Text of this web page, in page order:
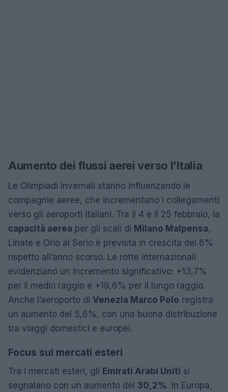
Aumento dei flussi aerei verso l’Italia
Le Olimpiadi invernali stanno influenzando le
compagnie aeree, che incrementano i collegamenti
verso gli aeroporti italiani. Tra il 4 e il 25 febbraio, la
capacità aerea per gli scali di Milano Malpensa,
Linate e Orio al Serio è prevista in crescita del 6%
rispetto all’anno scorso. Le rotte internazionali
evidenziano un incremento significativo: +13,7%
per il medio raggio e +19,6% per il lungo raggio.
Anche l’aeroporto di Venezia Marco Polo registra
un aumento del 5,6%, con una buona distribuzione
tra viaggi domestici e europei.
Focus sui mercati esteri
Tra i mercati esteri, gli Emirati Arabi Uniti si
segnalano con un aumento del 30,2%. In Europa,